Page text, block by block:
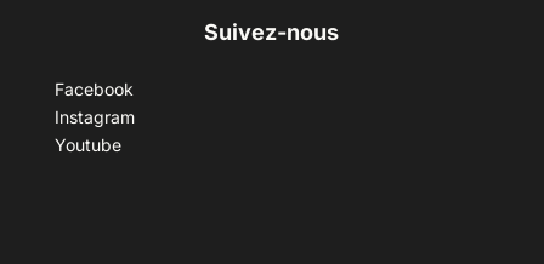
Suivez-nous
Facebook
Instagram
Youtube